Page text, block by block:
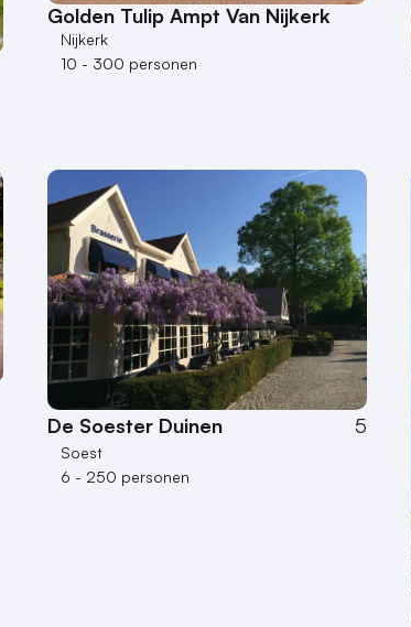
Golden Tulip Ampt Van Nijkerk
Nijkerk
10 - 300 personen
De Soester Duinen 5
Soest
6 - 250 personen